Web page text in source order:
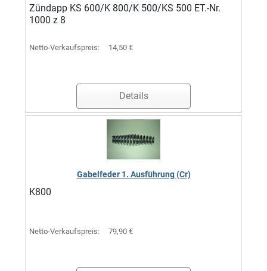
Zündapp KS 600/K 800/K 500/KS 500 ET.-Nr.
1000 z 8
Netto-Verkaufspreis: 14,50 €
Details
Gabelfeder 1. Ausführung (Cr)
K800
Netto-Verkaufspreis: 79,90 €